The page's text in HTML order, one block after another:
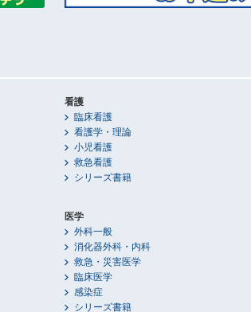
看護
臨床看護
看護学・理論
小児看護
救急看護
シリーズ書籍
医学
外科一般
消化器外科・内科
救急・災害医学
臨床医学
感染症
シリーズ書籍